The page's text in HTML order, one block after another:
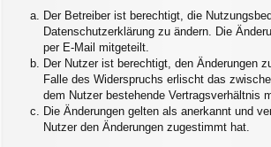
Der Betreiber ist berechtigt, die
Datenschutzerklärung zu ändern. Die
per E-Mail mitgeteilt.
Der Nutzer ist berechtigt, den Änderungen
Falle des Widerspruchs erlischt das
dem Nutzer bestehende Vertragsverhältnis
Die Änderungen gelten als anerkannt und
Nutzer den Änderungen zugestimmt hat.